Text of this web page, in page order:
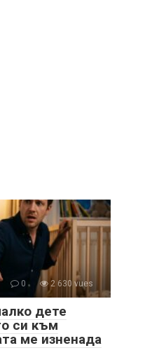
0 2 630 vues
дете
си към
ме изненада